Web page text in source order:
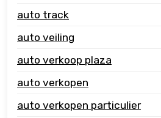
auto track
auto veiling
auto verkoop plaza
auto verkopen
auto verkopen particulier